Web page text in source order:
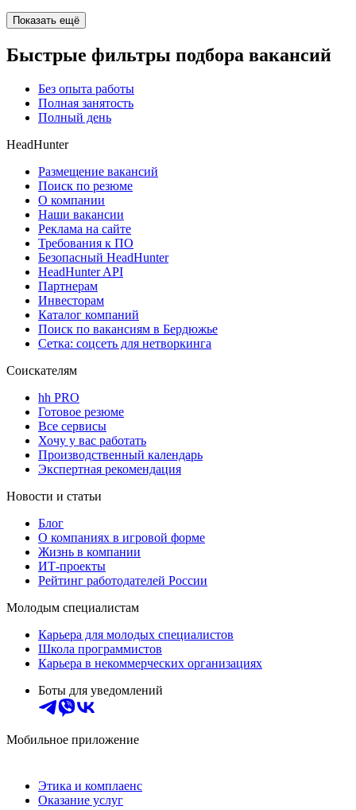
Показать ещё
Быстрые фильтры подбора вакансий
Без опыта работы
Полная занятость
Полный день
HeadHunter
Размещение вакансий
Поиск по резюме
О компании
Наши вакансии
Реклама на сайте
Требования к ПО
Безопасный HeadHunter
HeadHunter API
Партнерам
Инвесторам
Каталог компаний
Поиск по вакансиям в Бердюжье
Сетка: соцсеть для нетворкинга
Соискателям
hh PRO
Готовое резюме
Все сервисы
Хочу у вас работать
Производственный календарь
Экспертная рекомендация
Новости и статьи
Блог
О компаниях в игровой форме
Жизнь в компании
ИТ-проекты
Рейтинг работодателей России
Молодым специалистам
Карьера для молодых специалистов
Школа программистов
Карьера в некоммерческих организациях
Боты для уведомлений
Мобильное приложение
Этика и комплаенс
Оказание услуг